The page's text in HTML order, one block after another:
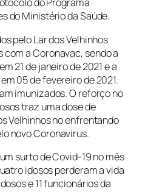
do Ministério da Saúde.
pelo Lar dos Velhinhos
a Coronavac, sendo a
21 de janeiro de 2021 e a
05 de fevereiro de 2021.
imunizados. O reforço no
traz uma dose de
Velhinhos no enfrentando
novo Coronavírus.
surto de Covid-19 no mês
idosos perderam a vida
e 11 funcionários da